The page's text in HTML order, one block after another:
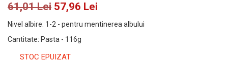
61,01 Lei 57,96 Lei
Nivel albire: 1-2 - pentru mentinerea albului
Cantitate: Pasta - 116g
STOC EPUIZAT